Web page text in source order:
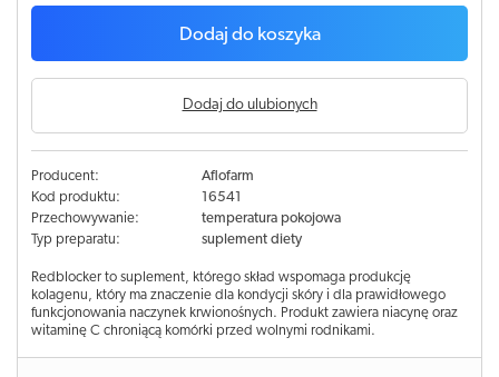
Dodaj do koszyka
Dodaj do ulubionych
Producent:
Aflofarm
Kod produktu:
16541
Przechowywanie:
temperatura pokojowa
Typ preparatu:
suplement diety
Redblocker to suplement, którego skład wspomaga produkcję
kolagenu, który ma znaczenie dla kondycji skóry i dla prawidłowego
funkcjonowania naczynek krwionośnych. Produkt zawiera niacynę oraz
witaminę C chroniącą komórki przed wolnymi rodnikami.